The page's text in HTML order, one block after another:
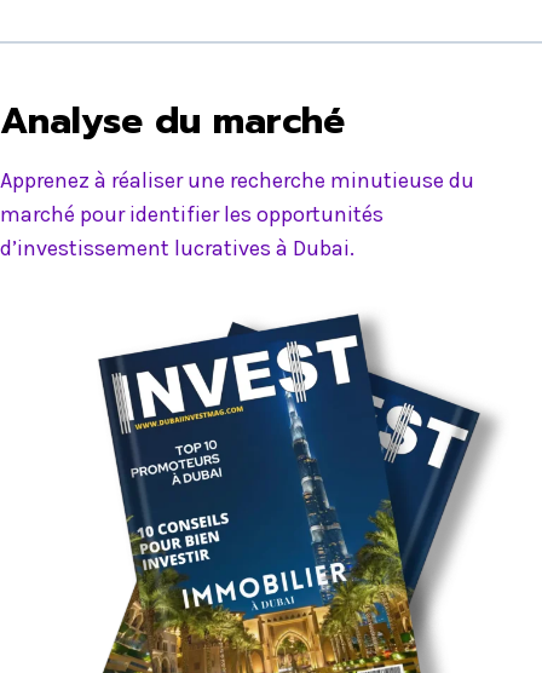
Analyse du marché
Apprenez à réaliser une recherche minutieuse du
marché pour identifier les opportunités
d’investissement lucratives à Dubai.